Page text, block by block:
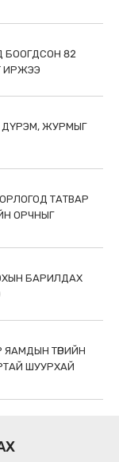
БООГДСОН 82
ИРЖЭЭ
ДҮРЭМ, ЖУРМЫГ
ТАТВАР
ОРЧНЫГ
БАРИЛДАХ
ТӨРИЙН
ШУУРХАЙ